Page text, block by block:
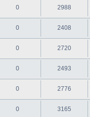
0 2988
0 2408
0 2720
0 2493
0 2776
0 3165